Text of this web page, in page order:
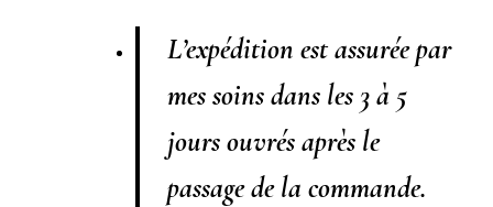
L’expédition est assurée par
mes soins dans les 3 à 5
jours ouvrés après le
passage de la commande.